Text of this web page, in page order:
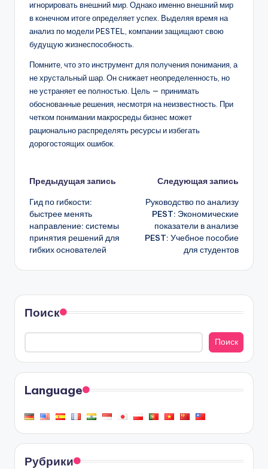
игнорировать внешний мир. Однако именно внешний мир
в конечном итоге определяет успех. Выделяя время на
анализ по модели PESTEL, компании защищают свою
будущую жизнеспособность.
Помните, что это инструмент для получения понимания, а
не хрустальный шар. Он снижает неопределенность, но
не устраняет ее полностью. Цель — принимать
обоснованные решения, несмотря на неизвестность. При
четком понимании макросреды бизнес может
рационально распределять ресурсы и избегать
дорогостоящих ошибок.
Навигация
записи
Предыдущая запись
Гид по гибкости:
быстрее менять
направление: системы
принятия решений для
гибких основателей
Следующая запись
Руководство по анализу
PEST: Экономические
показатели в анализе
PEST: Учебное пособие
для студентов
Поиск
Поиск
Language
Рубрики